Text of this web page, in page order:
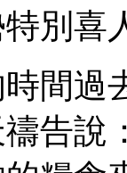
別喜
過
告說